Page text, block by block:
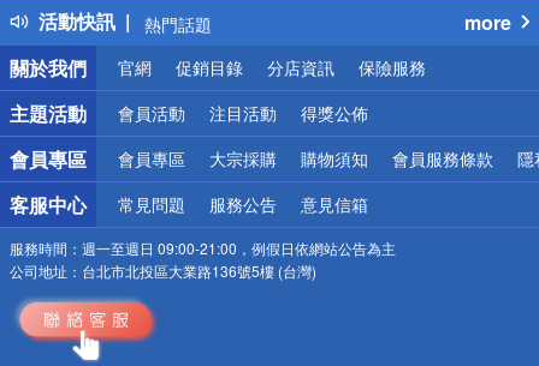
活動快訊
熱門話題
銀行優惠
偏遠地區配送
詐騙網頁！請小心！
more
關於我們
官網 促銷目錄 分店資訊 保險服務
主題活動 會員活動 注目活動 得獎公佈
會員專區 會員專區 大宗採購 購物須知 會員服務條款 隱
客服中心 常見問題 服務公告 意見信箱
服務時間： 週一至週日 09:00-21:00，例假日依網站公告為主
公司地址： 台北市北投區大業路136號5樓 (台灣)